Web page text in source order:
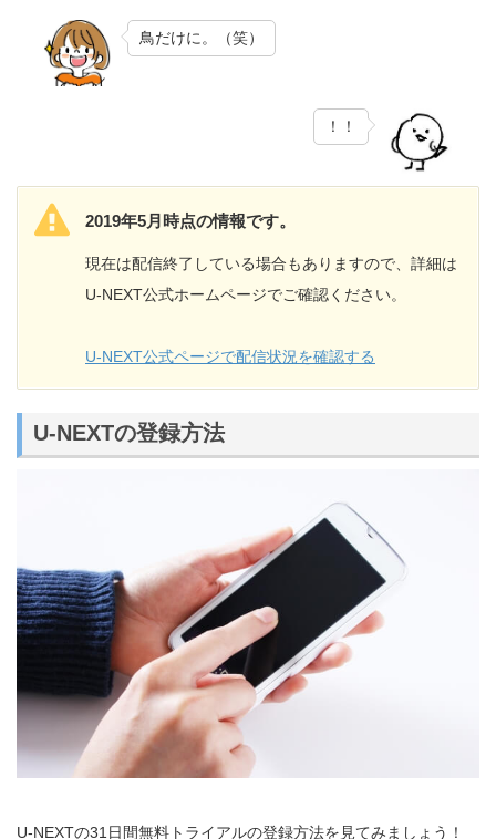
鳥だけに。（笑）
！！
2019年5月時点の情報です。
現在は配信終了している場合もありますので、詳細は
U-NEXT公式ホームページでご確認ください。
U-NEXT公式ページで配信状況を確認する
U-NEXTの登録方法
U-NEXTの31日間無料トライアルの登録方法を見てみましょう！